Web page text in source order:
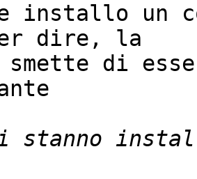
installo un
dire, la
di